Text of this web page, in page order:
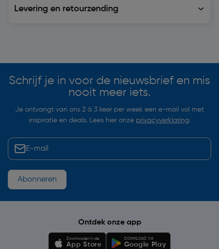
Levering en retourzending
Schrijf je in voor de nieuwsbrief en mis
nooit meer iets.
Je ontvangt van ons 2 à 3 keer per week een e-mail vol met
inspiratie en deals. Lees hier onze privacyverklaring.
Abonneren
Ontdek onze app
Downloaden in de
App Store
DOWNLOAD VIA
Google Play